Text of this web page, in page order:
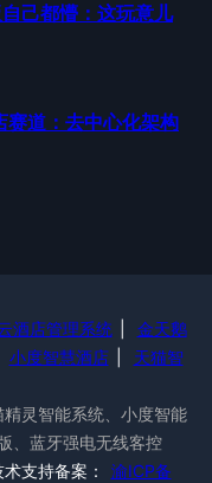
己都懵：这玩意儿
赛道：去中心化架构
酒店管理系统
金天鹅
小度智慧酒店
天猫智
灵智能系统、小度智能
、蓝牙强电无线客控
支持备案：
渝ICP备